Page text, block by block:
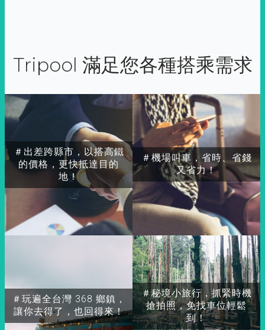
Tripool 滿足您各種搭乘需求
＃出差跨縣市，以搭高鐵
的價格，更快抵達目的
地！
＃玩遍全台灣 368 鄉鎮，
讓你去得了，也回得來！
＃秘境小旅行，抓緊時機
搶拍照，免找車位輕鬆
到！
＃機場叫車，省時、省錢
又省力！